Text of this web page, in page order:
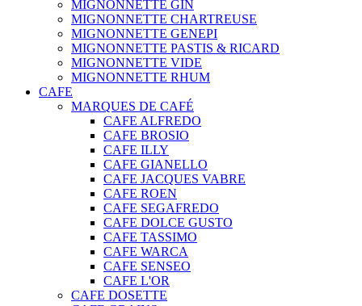
MIGNONNETTE GIN
MIGNONNETTE CHARTREUSE
MIGNONNETTE GENEPI
MIGNONNETTE PASTIS & RICARD
MIGNONNETTE VIDE
MIGNONNETTE RHUM
CAFE
MARQUES DE CAFÉ
CAFE ALFREDO
CAFE BROSIO
CAFE ILLY
CAFE GIANELLO
CAFE JACQUES VABRE
CAFE ROEN
CAFE SEGAFREDO
CAFE DOLCE GUSTO
CAFE TASSIMO
CAFE WARCA
CAFE SENSEO
CAFE L'OR
CAFE DOSETTE